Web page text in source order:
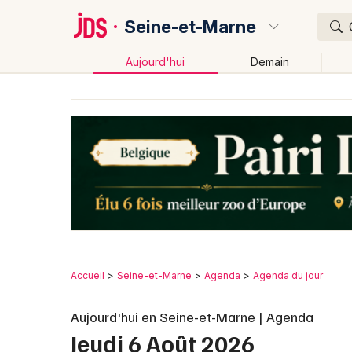
Seine-et-Marne
Aujourd'hui Demain
Accueil Seine-et-Marne Agenda Agenda du jour
Aujourd'hui en Seine-et-Marne | Agenda
Jeudi 6 Août 2026
Où ?
Ile de France